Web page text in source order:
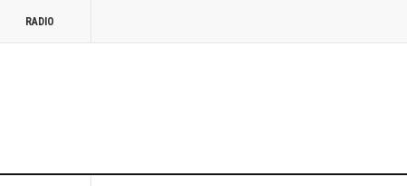
RADIO